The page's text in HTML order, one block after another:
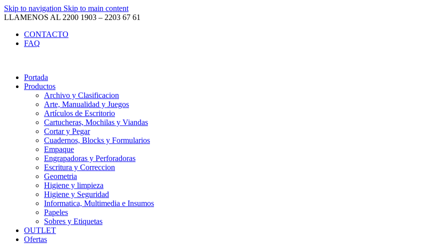
Skip to navigation Skip to main content
LLAMENOS AL 2200 1903 – 2203 67 61
CONTACTO
FAQ
Portada
Productos
Archivo y Clasificacion
Arte, Manualidad y Juegos
Artículos de Escritorio
Cartucheras, Mochilas y Viandas
Cortar y Pegar
Cuadernos, Blocks y Formularios
Empaque
Engrapadoras y Perforadoras
Escritura y Correccion
Geometria
Higiene y limpieza
Higiene y Seguridad
Informatica, Multimedia e Insumos
Papeles
Sobres y Etiquetas
OUTLET
Ofertas